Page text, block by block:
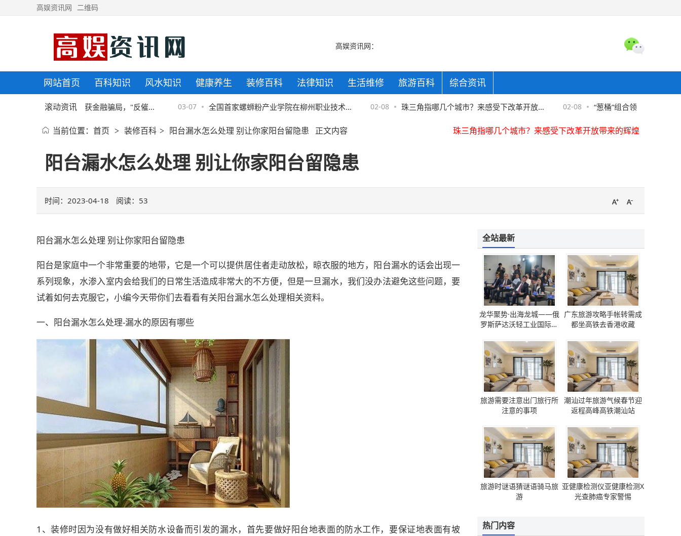
高娱资讯网 二维码
高娱资讯网：
网站首页 百科知识 风水知识 健康养生 装修百科 法律知识 生活维修 旅游百科 综合资讯
滚动资讯
东金融协助警方破获金融骗局，"反催
"套路须严防
03-07 全国首家螺蛳粉产业学院在柳州职业技术学
院揭牌
02-08 珠三角指哪几个城市？来感受下改革开放带 02-08 “葱桶”组合领衔中国花样滑冰
珠三角指哪几个城市？来感受下改革开放带来的辉煌
京东金融协助警方破获金融骗局，"反催收"套路须严防
全国首家螺蛳粉产业学院在柳州职业技术学院揭牌
京东金融协助警方破获金融骗局，"反催收"套路须严防
当前位置： 首页 > 装修百科 > 阳台漏水怎么处理 别让你家阳台留隐患 正文内容
阳台漏水怎么处理 别让你家阳台留隐患
时间：2023-04-18 阅读： 53
阳台漏水怎么处理 别让你家阳台留隐患
阳台是家庭中一个非常重要的地带，它是一个可以提供居住者走动放松，晾衣服的地方，阳台漏水的话会出现一
系列现象，水渗入室内会给我们的日常生活造成非常大的不方便，但是一旦漏水，我们没办法避免这些问题，要
试着如何去克服它，小编今天带你们去看看有关阳台漏水怎么处理相关资料。
一、阳台漏水怎么处理-漏水的原因有哪些
1、装修时因为没有做好相关防水设备而引发的漏水，首先要做好阳台地表面的防水工作，要保证地表面有坡
全站最新
龙华聚势·出海龙城——俄
罗斯萨达沃轻工业国际论
广东旅游攻略手帐转需成
都坐高铁去香港收藏
旅游需要注意出门旅行所
注意的事项
潮汕过年旅游气候春节迎
返程高峰高铁潮汕站
旅游时谜语猜谜语骑马旅
游
亚健康检测仪亚健康检测X
光查肺癌专家警惕
热门内容